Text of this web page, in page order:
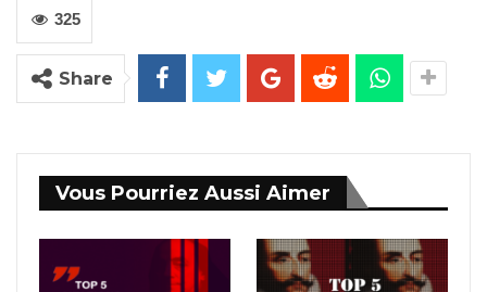
325
Share
Vous Pourriez Aussi Aimer